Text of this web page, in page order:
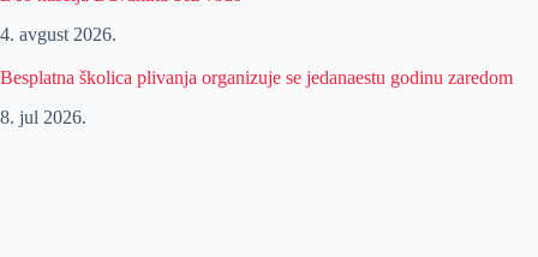
4. avgust 2026.
Besplatna školica plivanja organizuje se jedanaestu godinu zaredom
8. jul 2026.